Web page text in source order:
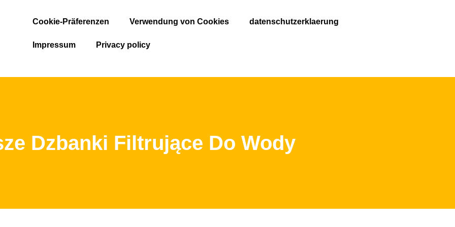
Cookie-Präferenzen Verwendung von Cookies datenschutzerklaerung
Impressum Privacy policy
Dzbanki Filtrujące Do Wody